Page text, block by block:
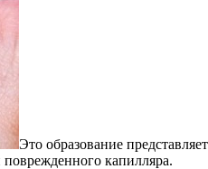
Это образование
поврежденного капилляра.